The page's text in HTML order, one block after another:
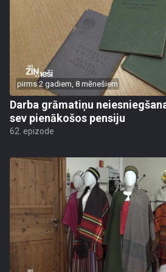
pirms 2 gadiem, 8 mēnešiem
Darba grāmatiņu
sev pienākošos pensiju
62. epizode